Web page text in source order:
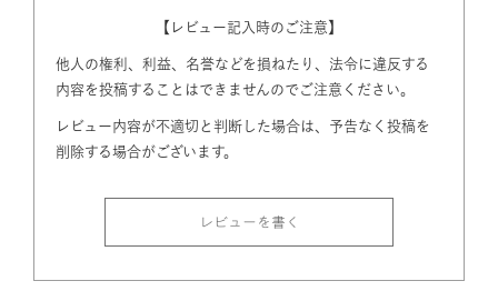
【レビュー記入時のご注意】
他人の権利、利益、名誉などを損ねたり、法令に違反する
内容を投稿することはできませんのでご注意ください。
レビュー内容が不適切と判断した場合は、予告なく投稿を
削除する場合がございます。
レビューを書く